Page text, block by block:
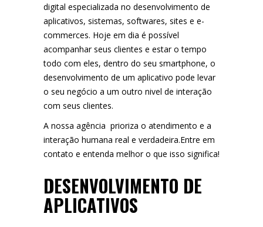
digital especializada no desenvolvimento de
aplicativos, sistemas, softwares, sites e e-
commerces. Hoje em dia é possível
acompanhar seus clientes e estar o tempo
todo com eles, dentro do seu smartphone, o
desenvolvimento de um aplicativo pode levar
o seu negócio a um outro nivel de interação
com seus clientes.
A nossa agência prioriza o atendimento e a
interação humana real e verdadeira.Entre em
contato e entenda melhor o que isso significa!
DESENVOLVIMENTO DE
APLICATIVOS